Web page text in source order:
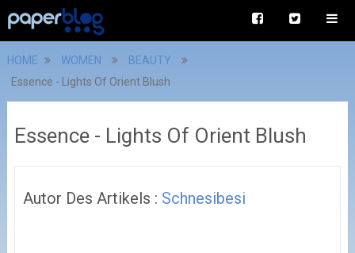
HOME WOMEN
BEAUTY
Essence - Lights Of Orient Blush
Essence - Lights Of Orient Blush
Autor Des Artikels : Schnesibesi